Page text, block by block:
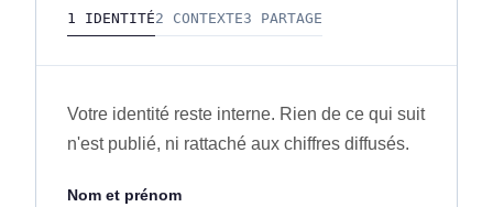
1 IDENTITÉ2 CONTEXTE3 PARTAGE
Votre identité reste interne. Rien de ce qui suit
n'est publié, ni rattaché aux chiffres diffusés.
Nom et prénom